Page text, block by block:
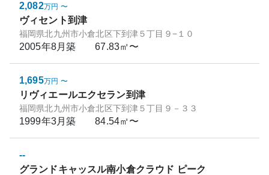
2,082万円 〜
ヴィセント到津
福岡県北九州市小倉北区下到津５丁目９−１０
2005年8月築 67.83㎡〜
1,695万円 〜
リヴィエールエクセラン到津
福岡県北九州市小倉北区下到津５丁目９－３３
1999年3月築 84.54㎡〜
--
グランドキャッスル南小倉クラウド ピーク